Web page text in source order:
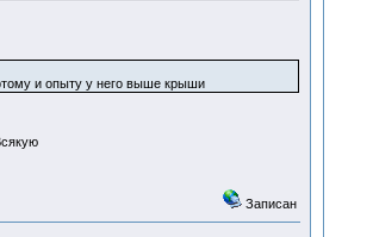
и опыту у него выше крыши
Записан